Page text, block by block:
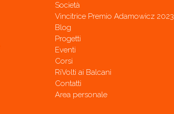
Società
Vincitrice Premio Adamowicz 2023
Blog
Progetti
Eventi
Corsi
RiVolti ai Balcani
Contatti
Area personale